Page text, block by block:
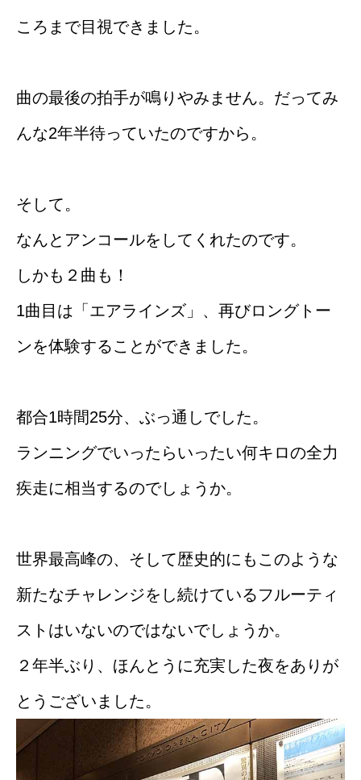
ころまで目視できました。
曲の最後の拍手が鳴りやみません。だってみ
んな2年半待っていたのですから。
そして。
なんとアンコールをしてくれたのです。
しかも２曲も！
1曲目は「エアラインズ」、再びロングトー
ンを体験することができました。
都合1時間25分、ぶっ通しでした。
ランニングでいったらいったい何キロの全力
疾走に相当するのでしょうか。
世界最高峰の、そして歴史的にもこのような
新たなチャレンジをし続けているフルーティ
ストはいないのではないでしょうか。
２年半ぶり、ほんとうに充実した夜をありが
とうございました。